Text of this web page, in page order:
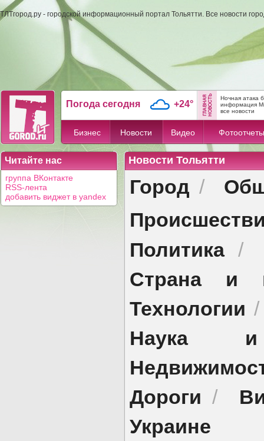
ТЛТгород.ру - городской информационный портал Тольятти. Все новости
Погода сегодня +24°
Ночная атака
информация
все новости
Бизнес Новости Видео Фотоотчеты
Читайте нас
группа ВКонтакте
RSS-лента
добавить виджет в yandex
Новости Тольятти
Город /
Политика/
Страна и
Технологии
Наука и
Дороги /
Украине